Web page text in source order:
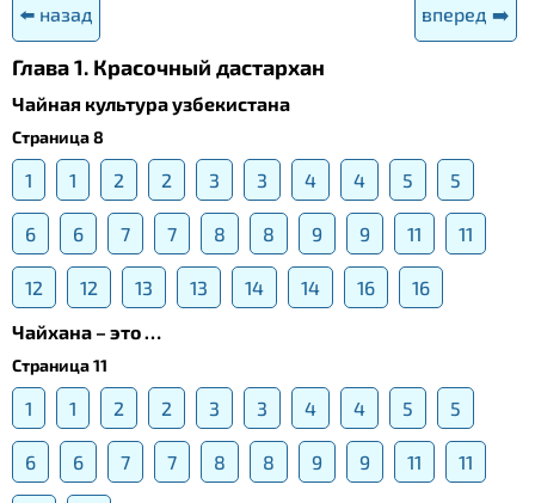
⬅️ назад вперед ➡️
Глава 1. Красочный дастархан
Чайная культура узбекистана
Страница 8
1 1 2 2 3 3 4 4 5 5
6 6 7 7 8 8 9 9 11 11
12 12 13 13 14 14 16
16
Чайхана – это …
Страница 11
1 1 2 2 3 3 4 4 5 5
6 6 7 7 8 8 9 9 11 11